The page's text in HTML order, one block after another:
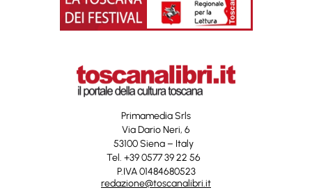
Primamedia Srls
Via Dario Neri, 6
53100 Siena – Italy
Tel. +39 0577 39 22 56
P.IVA 01484680523
redazione@toscanalibri.it